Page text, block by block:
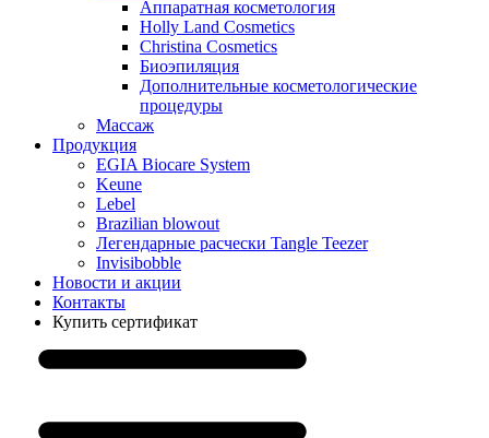
Аппаратная косметология
Holly Land Cosmetics
Christina Cosmetics
Биоэпиляция
Дополнительные косметологические
процедуры
Массаж
Продукция
EGIA Biocare System
Keune
Lebel
Brazilian blowout
Легендарные расчески Tangle Teezer
Invisibobble
Новости и акции
Контакты
Купить сертификат